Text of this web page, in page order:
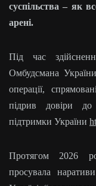
суспільства – як
арені.
Під час
Омбудсмана
операції,
підрив довіри
підтримки України
Протягом 2026
просувала